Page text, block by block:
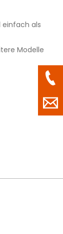
einfach als
Modelle